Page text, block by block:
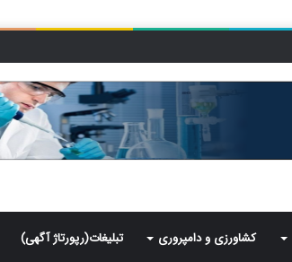
کشاورزی و دامپروری تبلیغات(رپورتاژ آگهی)